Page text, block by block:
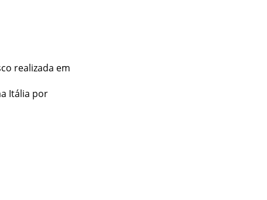
realizada em
Itália por